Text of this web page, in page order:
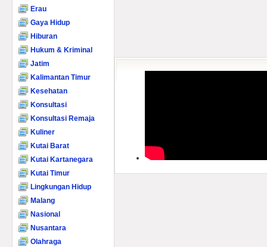
Erau
Gaya Hidup
Hiburan
Hukum & Kriminal
Jatim
Kalimantan Timur
Kesehatan
Konsultasi
Konsultasi Remaja
Kuliner
Kutai Barat
Kutai Kartanegara
Kutai Timur
Lingkungan Hidup
Malang
Nasional
Nusantara
Olahraga